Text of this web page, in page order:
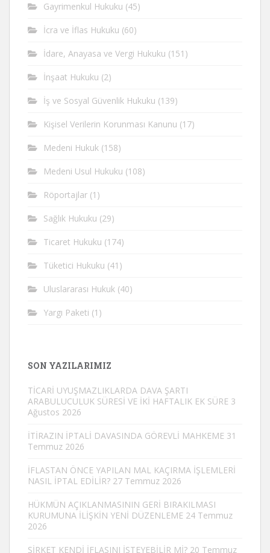
Gayrimenkul Hukuku (45)
İcra ve İflas Hukuku (60)
İdare, Anayasa ve Vergi Hukuku (151)
İnşaat Hukuku (2)
İş ve Sosyal Güvenlik Hukuku (139)
Kişisel Verilerin Korunması Kanunu (17)
Medeni Hukuk (158)
Medeni Usul Hukuku (108)
Röportajlar (1)
Sağlık Hukuku (29)
Ticaret Hukuku (174)
Tüketici Hukuku (41)
Uluslararası Hukuk (40)
Yargı Paketi (1)
SON YAZILARIMIZ
TİCARİ UYUŞMAZLIKLARDA DAVA ŞARTI
ARABULUCULUK SÜRESİ VE İKİ HAFTALIK EK SÜRE 3
Ağustos 2026
İTİRAZIN İPTALİ DAVASINDA GÖREVLİ MAHKEME 31
Temmuz 2026
İFLASTAN ÖNCE YAPILAN MAL KAÇIRMA İŞLEMLERİ
NASIL İPTAL EDİLİR? 27 Temmuz 2026
HÜKMÜN AÇIKLANMASININ GERİ BIRAKILMASI
KURUMUNA İLİŞKİN YENİ DÜZENLEME 24 Temmuz
2026
ŞİRKET KENDİ İFLASINI İSTEYEBİLİR Mİ? 20 Temmuz